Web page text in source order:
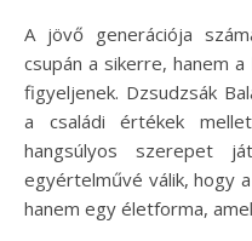
A jövő generációja
csupán a sikerre, hanem
figyeljenek. Dzsudzsák
a családi értékek
hangsúlyos szerepet
egyértelművé válik, hogy
hanem egy életforma,